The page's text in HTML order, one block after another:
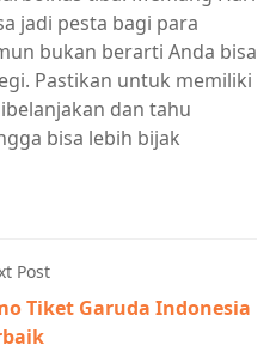
jadi pesta bagi para
bukan berarti Anda bisa
Pastikan untuk memiliki
dan tahu
bisa lebih bijak
Post
Tiket Garuda Indonesia